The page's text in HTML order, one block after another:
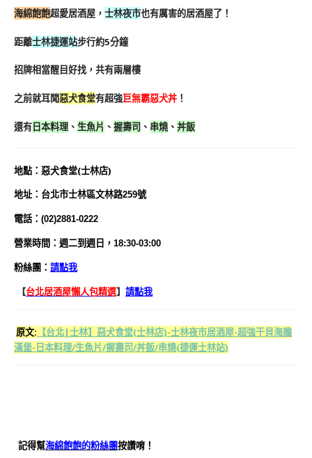
海綿飽飽超愛居酒屋， 士林夜市也有厲害的居酒屋了！
距離士林捷運站步行約5分鐘
招牌相當醒目好找，共有兩層樓
之前就耳聞惡犬食堂有超強巨無霸惡犬丼 ！
還有日本料理 、 生魚片 、 握壽司 、 串燒、 丼飯
地點：惡犬食堂(士林店)
地址：台北市士林區文林路259號
電話：(02)2881-0222
營業時間：週二到週日， 18:30-03:00
粉絲團： 請點我
【台北居酒屋懶人包精選】 請點我
原文: 【台北|士林】惡犬食堂(士林店)-士林夜市居酒屋-超強干貝海膽
漢堡-日本料理/生魚片/握壽司/丼飯/串燒(捷運士林站)
記得幫海綿飽飽的粉絲團按讚唷！